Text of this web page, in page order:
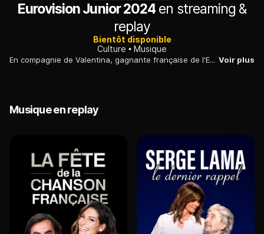
Eurovision Junior 2024 en streaming &
replay
Bientôt disponible
Culture
Musique
En compagnie de Valentina, gagnante française de l'Eurovision Junior en 2020, Stéphane Bern, depuis Madrid, suit le parcours de Titouan, 14 ans, qui porte les couleurs de la France avec son titre "Comme ci, comme ça" lors de l'édition 2024 du Concours de l'Eurovision Junior. Voir plus
Musique en replay